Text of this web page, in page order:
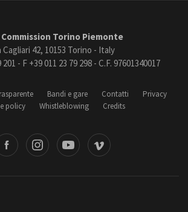
Commission Torino Piemonte
Cagliari 42, 10153 Torino - Italy
- F +39 011 23 79 298 - C.F. 97601340017
Bandi e gare Contatti
Privacy
policy
Whistleblowing Credits